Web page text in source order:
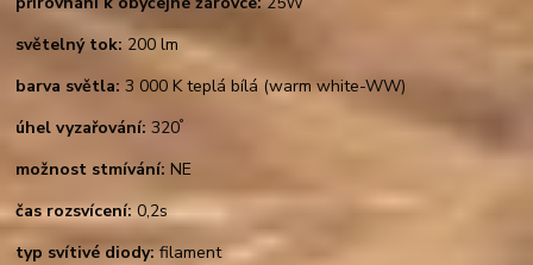
světelný tok: 200 lm
barva světla: 3 000 K teplá bílá (warm white-WW)
úhel vyzařování: 320°
možnost stmívání: NE
čas rozsvícení:0,2s
typ svítivé diody:filament